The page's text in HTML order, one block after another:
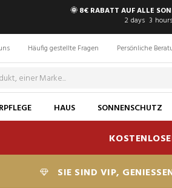
🌞 8€ RABATT AUF ALLE
2 days 3 hours
Häufig gestellte Fragen Persönliche
HAUS SONNENSCHUTZ
SIE SIND VIP,